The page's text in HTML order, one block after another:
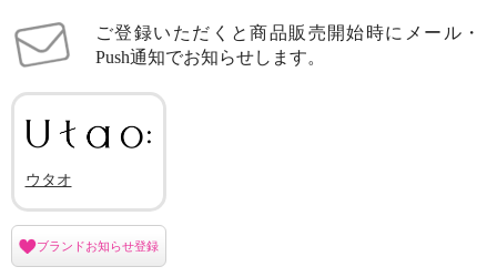
ご登録いただくと商品販売開始時にメール・
Push通知でお知らせします。
ウタオ
ブランドお知らせ登録